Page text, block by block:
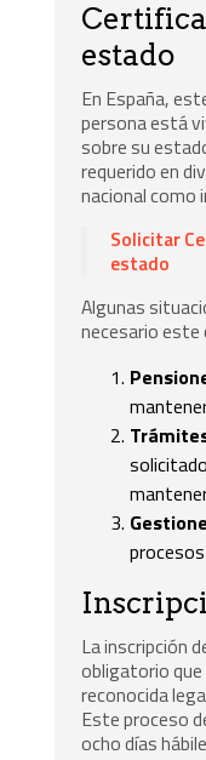
estado
En España,
persona está
sobre su
requerido en
nacional como
Solicitar
estado
Algunas
necesario este
La inscripción
obligatorio que
reconocida
Este proceso
ocho días